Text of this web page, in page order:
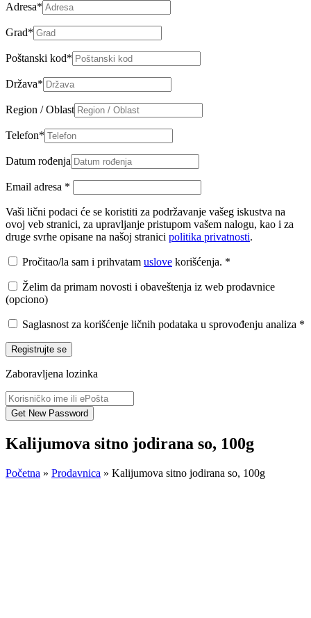
Adresa*
Grad*
Poštanski kod*
Država*
Region / Oblast
Telefon*
Datum rođenja
Email adresa *
Vaši lični podaci će se koristiti za podržavanje vašeg iskustva na
ovoj veb stranici, za upravljanje pristupom vašem nalogu, kao i za
druge svrhe opisane na našoj stranici politika privatnosti.
Pročitao/la sam i prihvatam uslove korišćenja. *
Želim da primam novosti i obaveštenja iz web prodavnice
(opciono)
Saglasnost za korišćenje ličnih podataka u sprovođenju analiza *
Registrujte se
Zaboravljena lozinka
Kalijumova sitno jodirana so, 100g
Početna » Prodavnica » Kalijumova sitno jodirana so, 100g